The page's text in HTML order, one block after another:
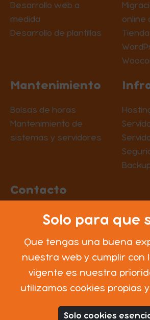
Desarrollo web a
medida
Desarrollo de plantillas
online
Mantenimiento
Bolsas de horas
Mantenimiento de
sistemas y servidores
Contacto
Desde 2011, ya han pasado
nuestras manos.
Tible Technologies SL ©
Solo para que
Que tengas una buena
nuestra web y cumplir con
vigente es nuestra
utilizamos cookies propias
Solo cookies